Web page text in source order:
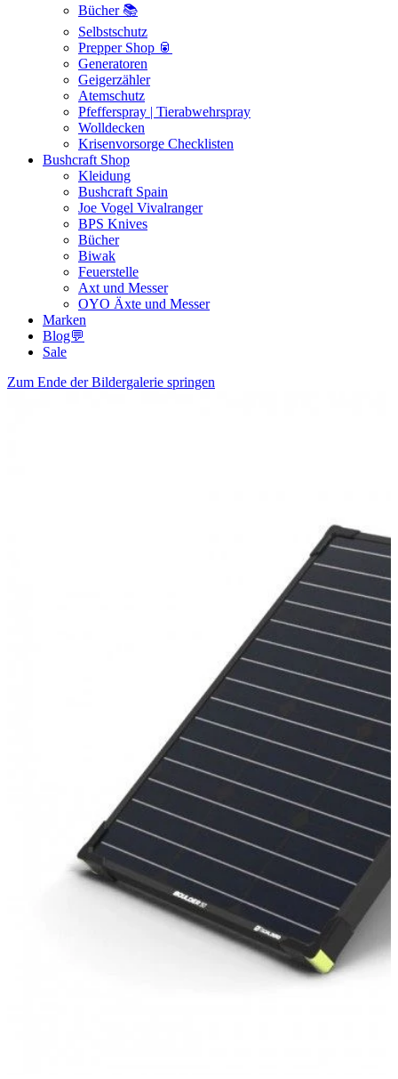
Bücher 📚
Selbstschutz
Prepper Shop 🥫
Generatoren
Geigerzähler
Atemschutz
Pfefferspray | Tierabwehrspray
Wolldecken
Krisenvorsorge Checklisten
Bushcraft Shop
Kleidung
Bushcraft Spain
Joe Vogel Vivalranger
BPS Knives
Bücher
Biwak
Feuerstelle
Axt und Messer
OYO Äxte und Messer
Marken
Blog💬
Sale
Zum Ende der Bildergalerie springen